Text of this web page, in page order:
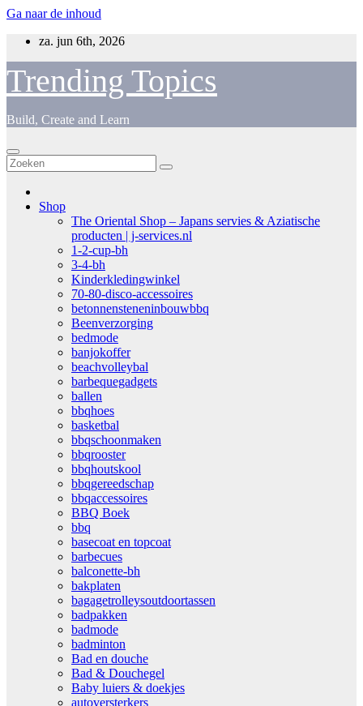
Ga naar de inhoud
za. jun 6th, 2026
Trending Topics
Build, Create and Learn
Shop
The Oriental Shop – Japans servies & Aziatische
producten | j-services.nl
1-2-cup-bh
3-4-bh
Kinderkledingwinkel
70-80-disco-accessoires
betonnensteneninbouwbbq
Beenverzorging
bedmode
banjokoffer
beachvolleybal
barbequegadgets
ballen
bbqhoes
basketbal
bbqschoonmaken
bbqrooster
bbqhoutskool
bbqgereedschap
bbqaccessoires
BBQ Boek
bbq
basecoat en topcoat
barbecues
balconette-bh
bakplaten
bagagetrolleysoutdoortassen
badpakken
badmode
badminton
Bad en douche
Bad & Douchegel
Baby luiers & doekjes
autoversterkers